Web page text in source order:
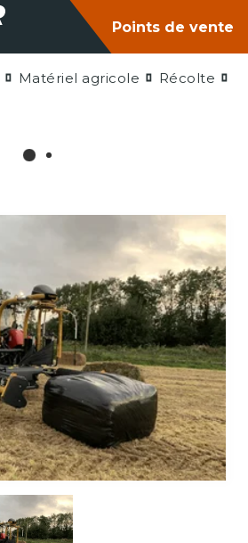
Points de vente
Matériel agricole Récolte